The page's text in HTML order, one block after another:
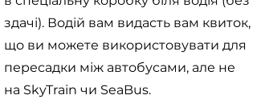
здачі). Водій вам видасть вам квиток,
що ви можете використовувати для
пересадки між автобусами, але не
на SkyTrain чи SeaBus.